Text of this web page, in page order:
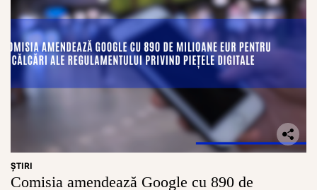
ŞTIRI
Comisia amendează Google cu 890 de